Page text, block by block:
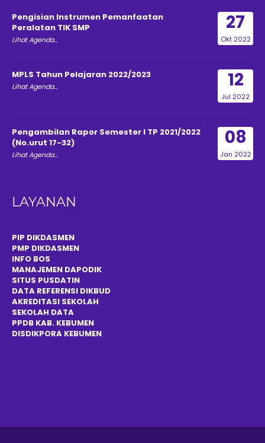
27
Okt 2022
Pengisian Instrumen Pemanfaatan
Peralatan TIK SMP
Lihat Agenda...
12
Jul 2022
MPLS Tahun Pelajaran 2022/2023
Lihat Agenda...
08
Jan 2022
Pengambilan Rapor Semester I TP 2021/2022
(No.urut 17-32)
Lihat Agenda...
LAYANAN
PIP DIKDASMEN
PMP DIKDASMEN
INFO BOS
MANAJEMEN DAPODIK
SITUS PUSDATIN
DATA REFERENSI DIKBUD
AKREDITASI SEKOLAH
SEKOLAH DATA
PPDB KAB. KEBUMEN
DISDIKPORA KEBUMEN